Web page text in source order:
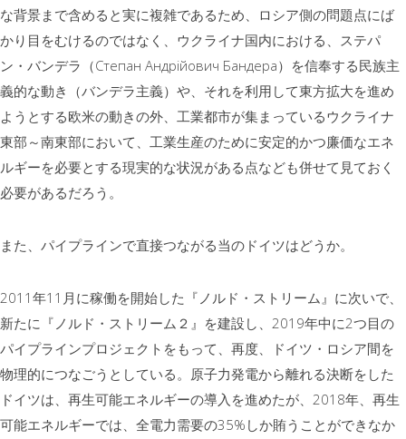
な背景まで含めると実に複雑であるため、ロシア側の問題点にば
かり目をむけるのではなく、ウクライナ国内における、ステパ
ン・バンデラ（Степан Андрійович Бандера）を信奉する民族主
義的な動き（バンデラ主義）や、それを利用して東方拡大を進め
ようとする欧米の動きの外、工業都市が集まっているウクライナ
東部～南東部において、工業生産のために安定的かつ廉価なエネ
ルギーを必要とする現実的な状況がある点なども併せて見ておく
必要があるだろう。
また、パイプラインで直接つながる当のドイツはどうか。
2011年11月に稼働を開始した『ノルド・ストリーム』に次いで、
新たに『ノルド・ストリーム２』を建設し、2019年中に2つ目の
パイプラインプロジェクトをもって、再度、ドイツ・ロシア間を
物理的につなごうとしている。原子力発電から離れる決断をした
ドイツは、再生可能エネルギーの導入を進めたが、2018年、再生
可能エネルギーでは、全電力需要の35%しか賄うことができなか